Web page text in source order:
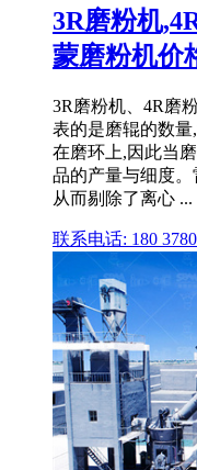
3R磨粉机
蒙磨粉机价
3R磨粉机、4R磨
表的是磨辊的数
在磨环上,因此当
品的产量与细度
从而剔除了离心 ...
联系电话: 180 3780